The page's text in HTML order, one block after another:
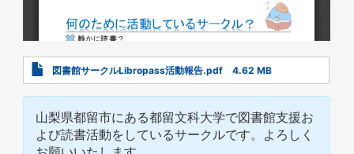
Document
図書館サークルLibropass活動報告.pdf 4.62 MB
山梨県都留市にある都留文科大学で図書館支援お
よび読書活動をしているサークルです。よろしく